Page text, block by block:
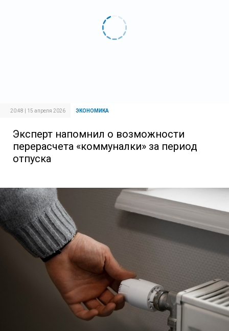
20:48 | 15 апреля 2026 ЭКОНОМИКА
Эксперт напомнил о возможности
перерасчета «коммуналки» за период
отпуска